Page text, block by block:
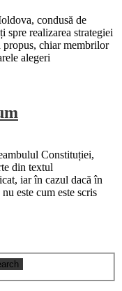
condusă de
realizarea strategiei
propus, chiar membrilor
alegeri
Constituției,
din textul
iar în cazul dacă în
este cum este scris